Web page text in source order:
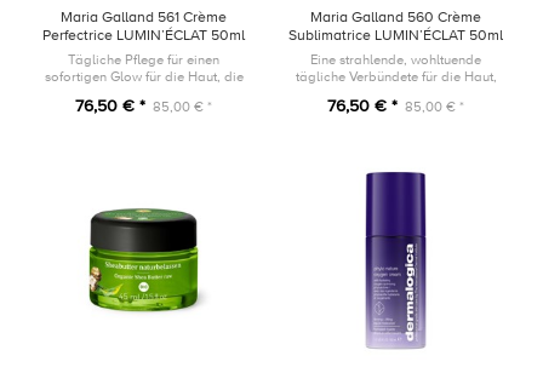
Maria Galland 561 Crème
Perfectrice LUMIN’ÉCLAT 50ml
Tägliche Pflege für einen
sofortigen Glow für die Haut, die
ausgesetzt ist.
76,50 € * 85,00 € *
Maria Galland 560 Crème
Sublimatrice LUMIN’ÉCLAT 50ml
Eine strahlende, wohltuende
tägliche Verbündete für die Haut,
ausgesetzt ist.
76,50 € * 85,00 € *